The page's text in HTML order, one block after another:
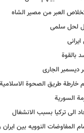
العبر من مصیر الشاه
لحل سلمی
بالقوة
دیسمبر الجاری
خارطة طریق الصحوة الاسلامیة
السوریة
الى ترکیا بسبب الانشغال
النوویه بین ایران و